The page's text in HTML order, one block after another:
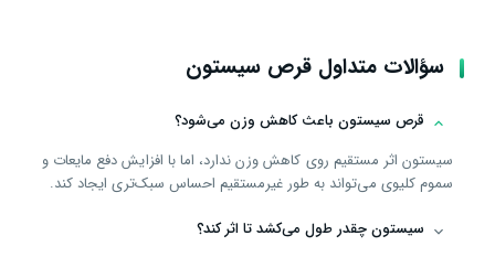
سؤالات متداول قرص سیستون
قرص سیستون باعث کاهش وزن می‌شود؟
سیستون اثر مستقیم روی کاهش وزن ندارد، اما با افزایش دفع مایعات و
سموم کلیوی می‌تواند به طور غیرمستقیم احساس سبک‌تری ایجاد کند.
سیستون چقدر طول می‌کشد تا اثر کند؟